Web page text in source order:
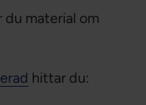
material om
hittar du: